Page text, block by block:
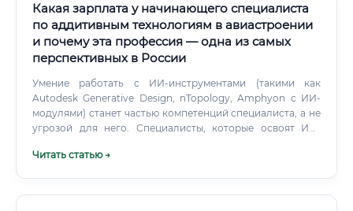
наземных авиационно-технических службах (АТБ)
авиакомпании — не менее 3–5 лет.
Какая зарплата у начинающего специалиста
по аддитивным технологиям в авиастроении
и почему эта профессия — одна из самых
перспективных в России
Умение работать с ИИ-инструментами (такими как
Autodesk Generative Design, nTopology, Amphyon с ИИ-
модулями) станет частью компетенций специалиста, а не
угрозой для него. Специалисты, которые освоят ИИ-
— потому что смогут делать больше за то же время.
Читать статью →